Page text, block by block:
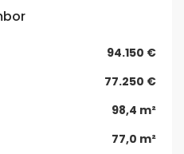
94.150 €
77.250 €
98,4 m²
77,0 m²